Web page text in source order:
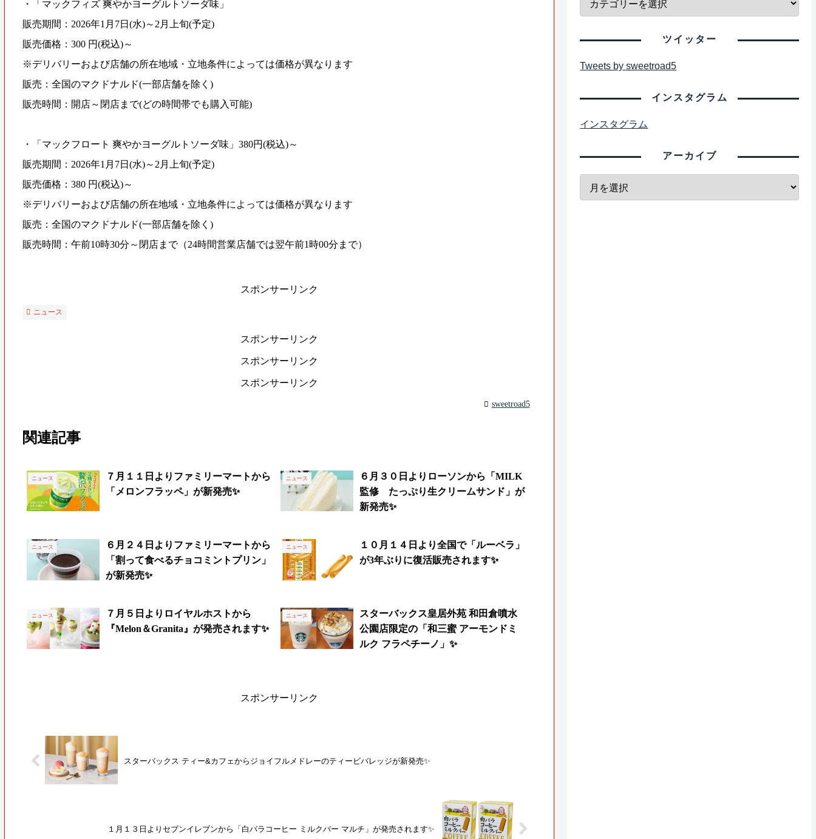
・「マックフィズ 爽やかヨーグルトソーダ味」
販売期間：2026年1月7日(水)～2月上旬(予定)
販売価格：300 円(税込)～
※デリバリーおよび店舗の所在地域・立地条件によっては価格が異なります
販売：全国のマクドナルド(一部店舗を除く)
販売時間：開店～閉店まで(どの時間帯でも購入可能)
・「マックフロート 爽やかヨーグルトソーダ味」380円(税込)～
販売期間：2026年1月7日(水)～2月上旬(予定)
販売価格：380 円(税込)～
※デリバリーおよび店舗の所在地域・立地条件によっては価格が異なります
販売：全国のマクドナルド(一部店舗を除く)
販売時間：午前10時30分～閉店まで（24時間営業店舗では翌午前1時00分まで）
スポンサーリンク
ニュース
スポンサーリンク
スポンサーリンク
スポンサーリンク
sweetroad5
関連記事
ニュース
７月１１日よりファミリーマートから
「メロンフラッペ」が新発売✨
ニュース
６月３０日よりローソンから「MILK
監修 たっぷり生クリームサンド」が
新発売✨
ニュース
６月２４日よりファミリーマートから
「割って食べるチョコミントプリン」
が新発売✨
ニュース
１０月１４日より全国で「ルーベラ」
が3年ぶりに復活販売されます✨
ニュース
７月５日よりロイヤルホストから
『Melon＆Granita』が発売されます✨
ニュース
スターバックス皇居外苑 和田倉噴水
公園店限定の「和三蜜 アーモンドミ
ルク フラペチーノ」✨
スポンサーリンク
スターバックス ティー&カフェからジョイフルメドレーのティービバレッジが新発売✨
１月１３日よりセブンイレブンから「白バラコーヒー ミルクバー マルチ」が発売されます✨
ツイッター
Tweets by sweetroad5
インスタグラム
インスタグラム
アーカイブ